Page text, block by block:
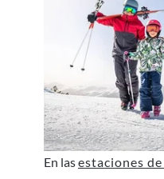
En lasestaciones